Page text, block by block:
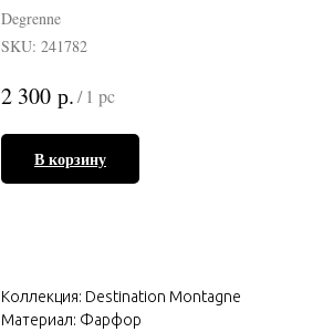
Degrenne
SKU: 241782
2 300 р./ 1 pc
В корзину
Коллекция: Destination Montagne
Материал: Фарфор